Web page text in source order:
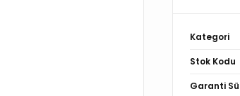
Kategori
Stok Kodu
Garanti